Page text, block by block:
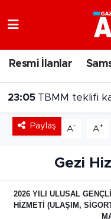
Resmi İlanlar
23:05 TBMM teklifi kabul
Paylaş A- A+
Gezi
2026 YILI ULUSAL
HİZMETİ (ULAŞIM,
Trafik Durumu
Süper Lig
Tüm Manşetler